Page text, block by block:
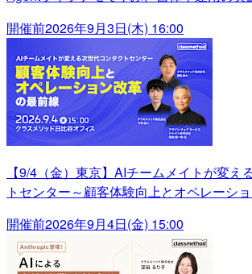
開催前2026年9月3日(木) 16:00
【9/4（金）東京】AIチームメイトが変え
トセンター～顧客体験向上とオペレーシ
開催前2026年9月4日(金) 15:00